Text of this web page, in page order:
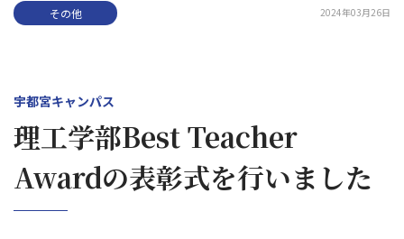
その他 2024年03月26日
宇都宮キャンパス
理工学部Best Teacher
Awardの表彰式を行いました